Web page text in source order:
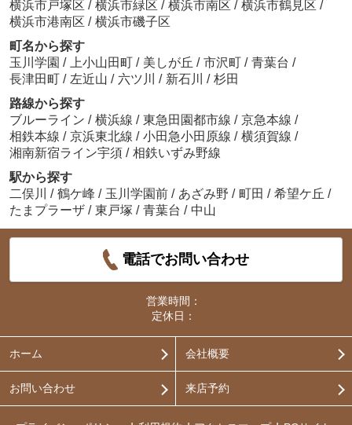
横浜市戸塚区 / 横浜市緑区 / 横浜市南区 / 横浜市鶴見区 /
横浜市港南区 / 横浜市磯子区
町名から探す
玉川学園 / 上小山田町 / 美しが丘 / 市沢町 / 青葉台 /
長津田町 / 左近山 / 六ツ川 / 新石川 / 杉田
路線から探す
ブルーライン / 横浜線 / 東急田園都市線 / 京急本線 /
相鉄本線 / 京浜東北線 / 小田急小田原線 / 横須賀線 /
湘南新宿ライン宇須 / 相鉄いずみ野線
駅から探す
二俣川 / 鶴ケ峰 / 玉川学園前 / あざみ野 / 町田 / 希望ケ丘 /
たまプラーザ / 東戸塚 / 青葉台 / 中山
電話でお問い合わせ
営業時間：
定休日：
ホーム 会社概要
お問い合わせ 来店予約